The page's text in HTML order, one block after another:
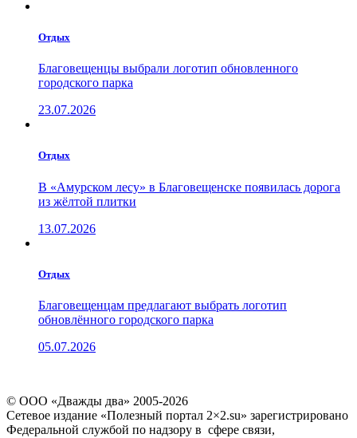
Отдых
Благовещенцы выбрали логотип обновленного
городского парка
23.07.2026
Отдых
В «Амурском лесу» в Благовещенске появилась дорога
из жёлтой плитки
13.07.2026
Отдых
Благовещенцам предлагают выбрать логотип
обновлённого городского парка
05.07.2026
© ООО «Дважды два» 2005-2026
Сетевое издание «Полезный портал 2×2.su» зарегистрировано
Федеральной службой по надзору в сфере связи,